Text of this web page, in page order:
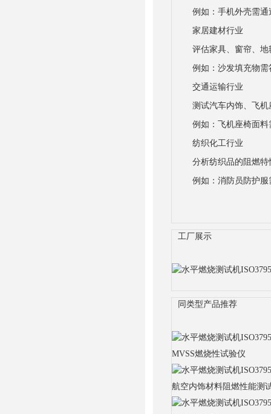
例如：手机外壳需通
家居建材行业
评估家具、窗帘、地
例如：沙发填充物需
交通运输行业
测试汽车内饰、飞机
例如：飞机座椅面料
纺织化工行业
分析纺织品的阻燃特
例如：消防员防护服
工厂展示
同类型产品推荐
MVSS燃烧性试验仪
航空内饰材料阻燃性能测